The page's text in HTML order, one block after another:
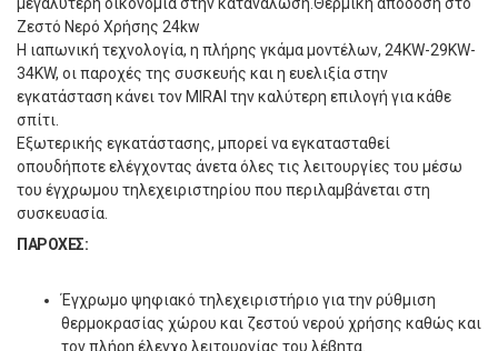
Ζεστό Νερό Χρήσης 24kw
Η ιαπωνική τεχνολογία, η πλήρης γκάμα μοντέλων, 24KW-29KW-
34KW, οι παροχές της συσκευής και η ευελιξία στην
εγκατάσταση κάνει τον MIRAI την καλύτερη επιλογή για κάθε
σπίτι.
Εξωτερικής εγκατάστασης, μπορεί να εγκατασταθεί
οπουδήποτε ελέγχοντας άνετα όλες τις λειτουργίες του µέσω
του έγχρωμου τηλεχειριστηρίου που περιλαμβάνεται στη
συσκευασία.
ΠΑΡΟΧΕΣ:
Έγχρωμο ψηφιακό τηλεχειριστήριο για την ρύθμιση
θερμοκρασίας χώρου και ζεστού νερού χρήσης καθώς και
τον πλήρη έλεγχο λειτουργίας του λέβητα.